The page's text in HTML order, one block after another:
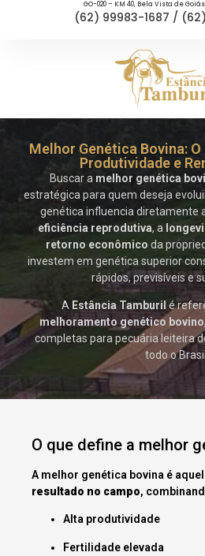
GO-020 – KM 40, Bela Vista de Goiás
(62) 99983-1687 /
Melhor Genética Bovina:
Produtividade e
Buscar a melhor genética
estratégica para quem deseja
genética influencia diretamente
eficiência reprodutiva, a
retorno econômico da
investem em genética superior
rápidos, previsíveis e
A Estância Tamburil é
melhoramento genético bovino
completas para pecuária leiteira
todo o
O que define a melhor
A melhor genética bovina é
resultado no campo,
Alta produtividade
Fertilidade elevada